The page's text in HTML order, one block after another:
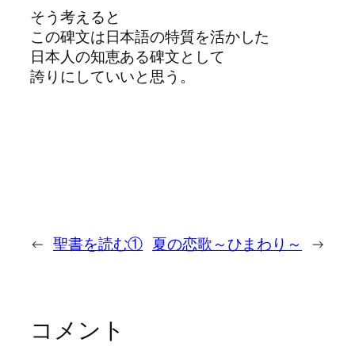
そう考えると
この碑文は日本語の特質を活かした
日本人の知恵ある碑文として
誇りにしていいと思う。
← 聖書を読む① 夏の恋歌～ひまわり～ →
コメント